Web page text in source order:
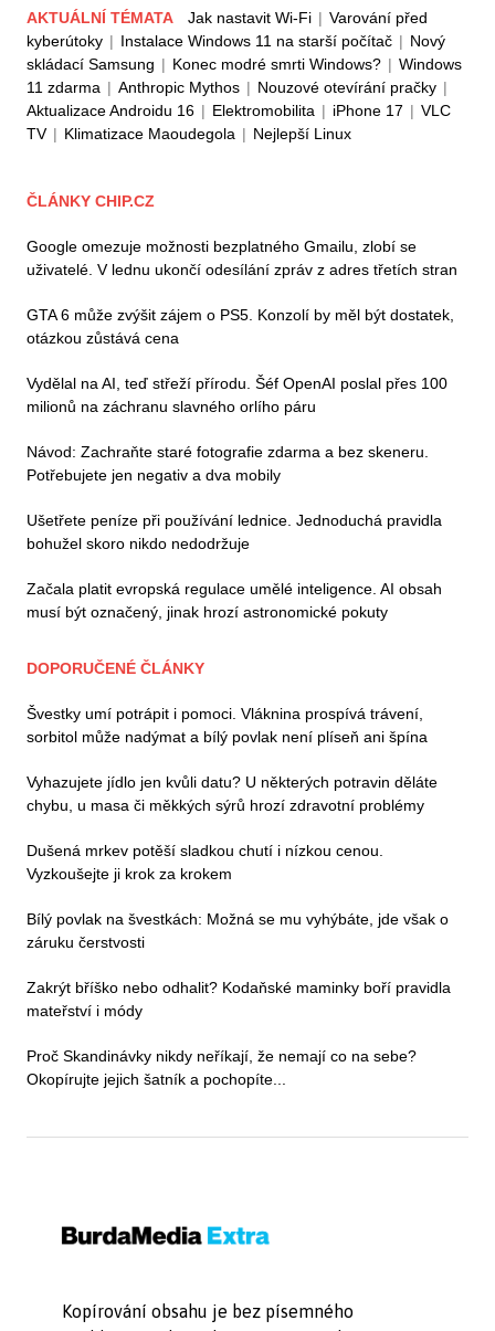
AKTUÁLNÍ TÉMATA Jak nastavit Wi-Fi | Varování před
kyberútoky | Instalace Windows 11 na starší počítač | Nový
skládací Samsung | Konec modré smrti Windows? | Windows
11 zdarma | Anthropic Mythos | Nouzové otevírání pračky |
Aktualizace Androidu 16 | Elektromobilita | iPhone 17 | VLC
TV | Klimatizace Maoudegola | Nejlepší Linux
ČLÁNKY CHIP.CZ
Google omezuje možnosti bezplatného Gmailu, zlobí se
uživatelé. V lednu ukončí odesílání zpráv z adres třetích stran
GTA 6 může zvýšit zájem o PS5. Konzolí by měl být dostatek,
otázkou zůstává cena
Vydělal na AI, teď střeží přírodu. Šéf OpenAI poslal přes 100
milionů na záchranu slavného orlího páru
Návod: Zachraňte staré fotografie zdarma a bez skeneru.
Potřebujete jen negativ a dva mobily
Ušetřete peníze při používání lednice. Jednoduchá pravidla
bohužel skoro nikdo nedodržuje
Začala platit evropská regulace umělé inteligence. AI obsah
musí být označený, jinak hrozí astronomické pokuty
DOPORUČENÉ ČLÁNKY
Švestky umí potrápit i pomoci. Vláknina prospívá trávení,
sorbitol může nadýmat a bílý povlak není plíseň ani špína
Vyhazujete jídlo jen kvůli datu? U některých potravin děláte
chybu, u masa či měkkých sýrů hrozí zdravotní problémy
Dušená mrkev potěší sladkou chutí i nízkou cenou.
Vyzkoušejte ji krok za krokem
Bílý povlak na švestkách: Možná se mu vyhýbáte, jde však o
záruku čerstvosti
Zakrýt bříško nebo odhalit? Kodaňské maminky boří pravidla
mateřství i módy
Proč Skandinávky nikdy neříkají, že nemají co na sebe?
Okopírujte jejich šatník a pochopíte...
Kopírování obsahu je bez písemného